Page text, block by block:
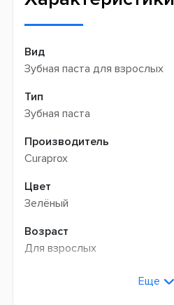
Вид
Зубная паста для взрослых
Тип
Зубная паста
Производитель
Curaprox
Цвет
Зелёный
Возраст
Для взрослых
Еще